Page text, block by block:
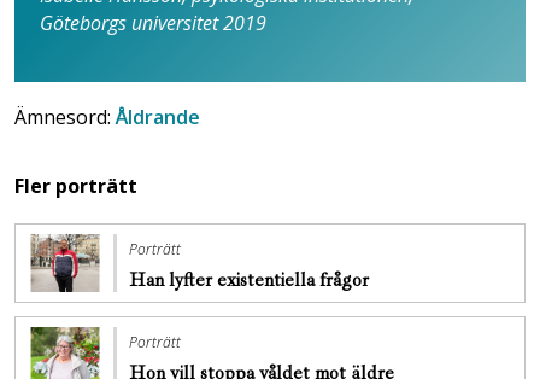
Göteborgs universitet 2019
Ämnesord:Åldrande
Fler porträtt
Porträtt
Han lyfter existentiella frågor
Porträtt
Hon vill stoppa ­våldet mot äldre